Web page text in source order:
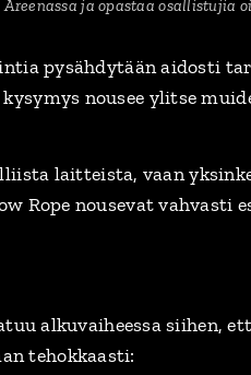
ja opastaa osallistujia
pysähdytään aidosti
nousee ylitse
laitteista, vaan
Rope nousevat vahvasti
alkuvaiheessa siihen,
tehokkaasti: